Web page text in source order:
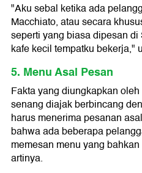
"Aku sebal ketika ada
Macchiato, atau secara
seperti yang biasa dipesan
kafe kecil tempatku bekerja,"
5. Menu Asal Pesan
Fakta yang diungkapkan
senang diajak berbincang
harus menerima pesanan
bahwa ada beberapa
memesan menu yang
artinya.